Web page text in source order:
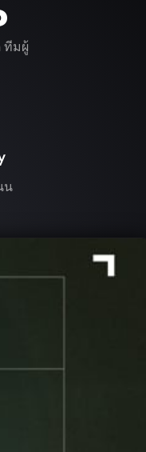
ทีมผู้
น